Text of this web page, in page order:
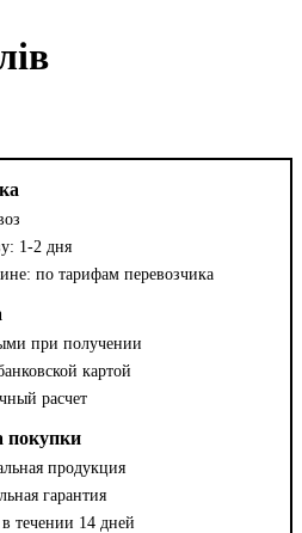
1-2 дня
по тарифам перевозчика
при получении
картой
расчет
покупки
продукция
гарантия
течении 14 дней